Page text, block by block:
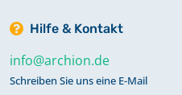
Hilfe & Kontakt
info@archion.de
Schreiben Sie uns eine E-Mail